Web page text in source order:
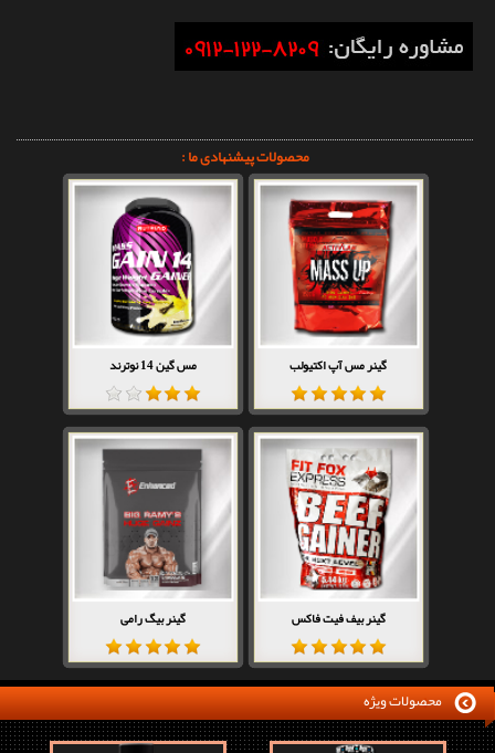
محصولات پیشنهادی ما :
گینر مس آپ اکتیولب مس گین 14 نوترند
گینر بیف فیت فاکس گینر بیگ رامی
محصولات ویژه